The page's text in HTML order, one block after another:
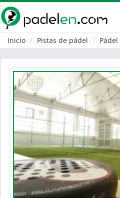
Inicio
Pistas de pádel